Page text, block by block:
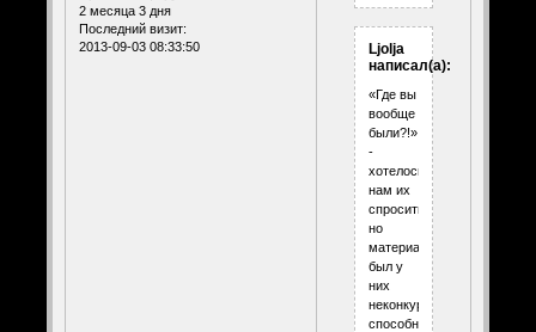
2 месяца 3 дня
Последний визит:
2013-09-03 08:33:50
Ljolja
написал(а):
«Где вы
вообще
были?!»
-
хотелось
нам их
спросить,
но
материал
был у
них
неконкурентно
способный.